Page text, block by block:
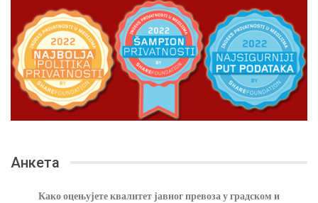
Анкета
Како оцењујете квалитет јавног превоза у градском и